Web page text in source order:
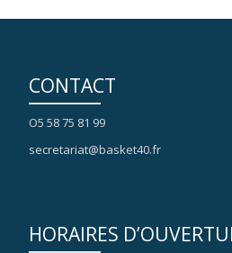
CONTACT
O5 58 75 81 99
secretariat@basket40.fr
HORAIRES